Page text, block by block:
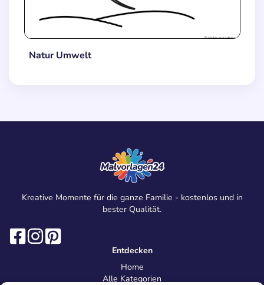
Natur Umwelt
Kreative Momente für die ganze Familie - kostenlos und in
bester Qualität.
Entdecken
Home
Alle Kategorien